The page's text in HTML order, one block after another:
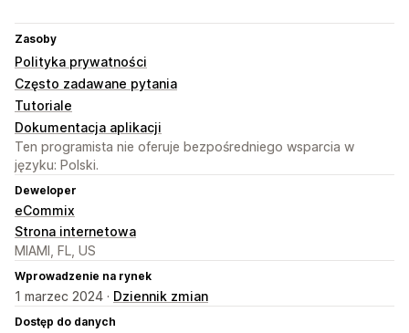
Zasoby
Polityka prywatności
Często zadawane pytania
Tutoriale
Dokumentacja aplikacji
Ten programista nie oferuje bezpośredniego wsparcia w
języku: Polski.
Deweloper
eCommix
Strona internetowa
MIAMI, FL, US
Wprowadzenie na rynek
1 marzec 2024 · Dziennik zmian
Dostęp do danych